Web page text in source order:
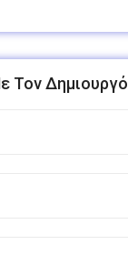
Τον Δημιουργό